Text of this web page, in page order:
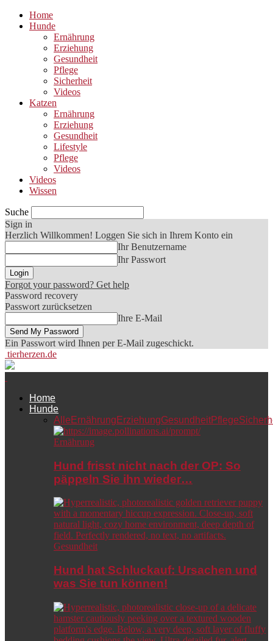
Home
Hunde
Ernährung
Erziehung
Gesundheit
Pflege
Sicherheit
Videos
Katzen
Ernährung
Erziehung
Gesundheit
Lifestyle
Pflege
Videos
Videos
Wissen
Suche
Sign in
Herzlich Willkommen! Loggen Sie sich in Ihrem Konto ein
Ihr Benutzername
Ihr Passwort
Forgot your password? Get help
Password recovery
Passwort zurücksetzen
Ihre E-Mail
Ein Passwort wird Ihnen per E-Mail zugeschickt.
tierherzen.de
Home
Hunde
Alle Ernährung ErziehungGesundheitPflege
Ernährung
Hund frisst nicht nach der OP: So
päppeln Sie ihn wieder…
Gesundheit
Hund hat Schluckauf: Ursachen und
was Sie tun können!